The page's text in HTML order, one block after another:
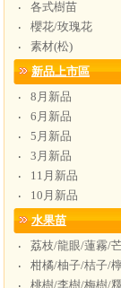
‧
各式樹苗
‧
櫻花/玫瑰花
‧
素材(松)
新品上市區
‧
8月新品
‧
6月新品
‧
5月新品
‧
3月新品
‧
11月新品
‧
10月新品
水果苗
‧
荔枝/龍眼/蓮霧/
‧
柑橘/柚子/桔子/
桃樹/李樹/梅樹/